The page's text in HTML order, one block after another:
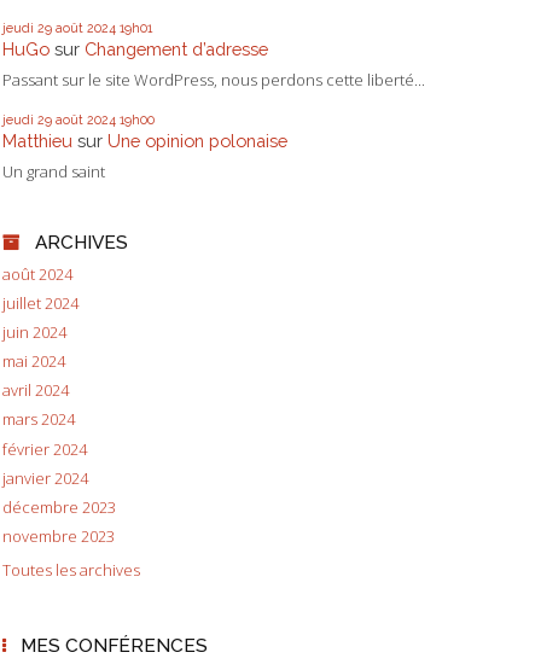
jeudi 29 août 2024 19h01
HuGo sur Changement d’adresse
Passant sur le site WordPress, nous perdons cette liberté...
jeudi 29 août 2024 19h00
Matthieu sur Une opinion polonaise
Un grand saint
ARCHIVES
août 2024
juillet 2024
juin 2024
mai 2024
avril 2024
mars 2024
février 2024
janvier 2024
décembre 2023
novembre 2023
Toutes les archives
MES CONFÉRENCES